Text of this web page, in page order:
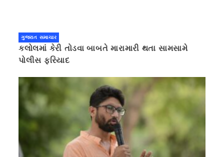
ગુજરાત સમાચાર
કલોલમાં કેરી તોડવા બાબતે મારામારી થતા સામસામે
પોલીસ ફરિયાદ